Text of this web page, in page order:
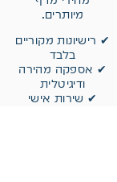
מיותרים.
✔ רישיונות מקוריים
בלבד
✔ אספקה מהירה
ודיגיטלית
✔ שירות אישי